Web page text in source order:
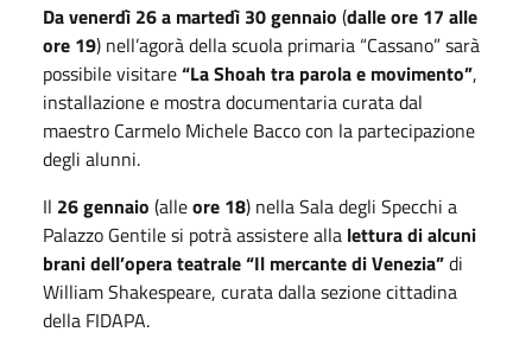
Da venerdì 26 a martedì 30 gennaio (dalle ore 17 alle
ore 19) nell’agorà della scuola primaria “Cassano” sarà
possibile visitare“La Shoah tra parola e movimento”,
installazione e mostra documentaria curata dal
maestro Carmelo Michele Bacco con la partecipazione
degli alunni.
Il 26 gennaio (alleore 18) nella Sala degli Specchi a
Palazzo Gentile si potrà assistere alla lettura di alcuni
brani dell’opera teatrale “Il mercante di Venezia”di
William Shakespeare, curata dalla sezione cittadina
della FIDAPA.